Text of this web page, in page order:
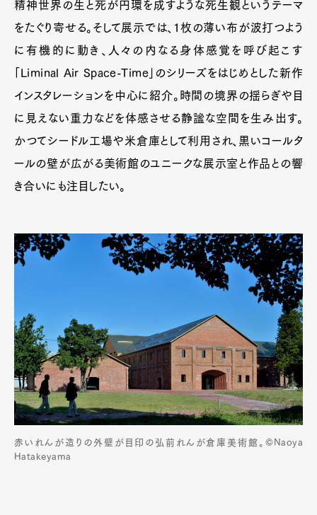
Art&DesignWatchFashion
精神世界の生と死が円環を成すような死生観というテーマ
をたぐり寄せる。そして展示では、1枚の薄い布が波打つよう
に有機的に動き、人々の内なる身体感覚を呼び起こす
「Liminal Air Space-Time」のシリーズをはじめとした新作
インスタレーションを中心に紹介。時間の境界の揺らぎや目
に見えない重力などを体感させる静謐な空間を生み出す。
かつてシードル工場や米倉庫として利用され、黒いコールタ
ールの壁が広がる美術館のユニークな展示室と作品との響
き合いにも注目したい。
赤いれんが造りの外壁が目印の弘前れんが倉庫美術館。©︎Naoya
Hatakeyama